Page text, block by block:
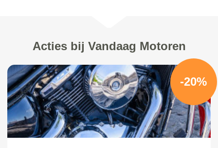
Acties bij Vandaag Motoren
-20%